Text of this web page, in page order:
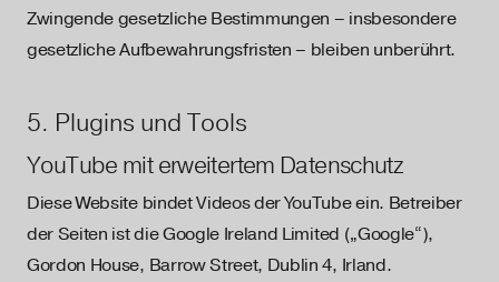
Zwingende gesetzliche Bestimmungen – insbesondere
gesetzliche Aufbewahrungsfristen – bleiben unberührt.
5. Plugins und Tools
YouTube mit erweitertem Datenschutz
Diese Website bindet Videos der YouTube ein. Betreiber
der Seiten ist die Google Ireland Limited („Google“),
Gordon House, Barrow Street, Dublin 4, Irland.